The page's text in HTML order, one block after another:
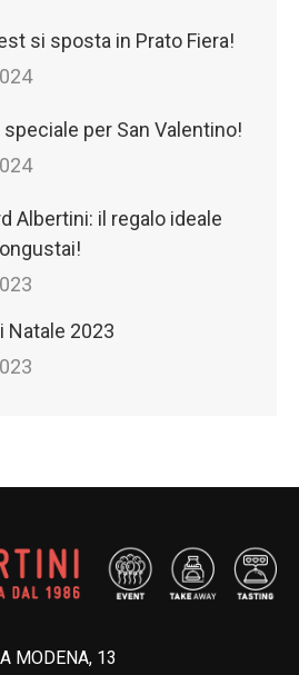
si sposta in Prato Fiera!
speciale per San Valentino!
Albertini: il regalo ideale
Natale 2023
MODENA, 13